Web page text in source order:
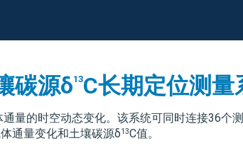
碳源δ13C长期定位测量
量的时空动态变化。该系统可同时连接36个
通量变化和土壤碳源δ13C值。